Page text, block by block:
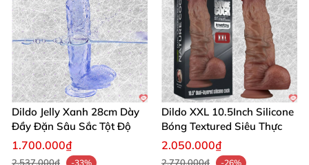
Dildo Jelly Xanh 28cm Dày
Đầy Đặn Sâu Sắc Tột Độ
1.700.000₫
2.537.000₫ -33%
Dildo XXL 10.5Inch Silicone
Bóng Textured Siêu Thực
2.050.000₫
2.770.000₫ -26%